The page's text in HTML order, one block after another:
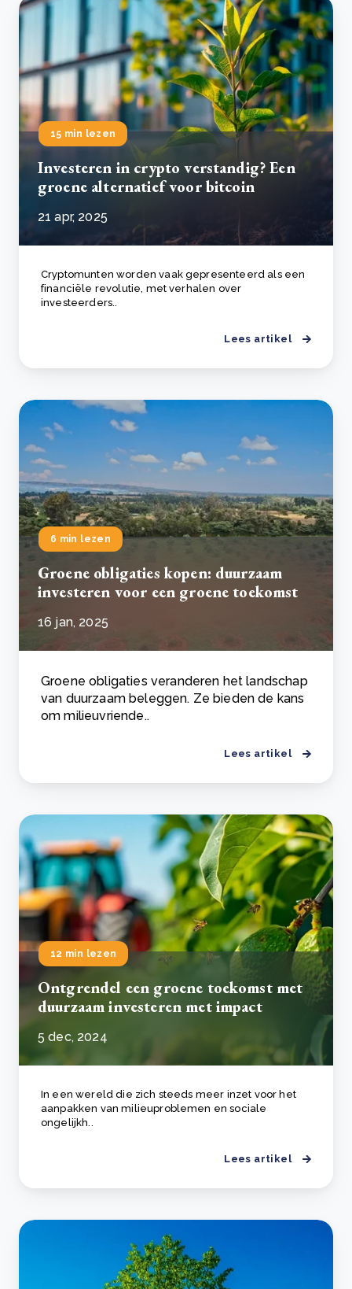
15 min lezen
Investeren in crypto verstandig? Een
groene alternatief voor bitcoin
21 apr, 2025
Cryptomunten worden vaak gepresenteerd als een
financiële revolutie, met verhalen over
investeerders..
Lees artikel
6 min lezen
Groene obligaties kopen: duurzaam
investeren voor een groene toekomst
16 jan, 2025
Groene obligaties veranderen het landschap
van duurzaam beleggen. Ze bieden de kans
om milieuvriende..
Lees artikel
12 min lezen
Ontgrendel een groene toekomst met
duurzaam investeren met impact
5 dec, 2024
In een wereld die zich steeds meer inzet voor het
aanpakken van milieuproblemen en sociale
ongelijkh..
Lees artikel